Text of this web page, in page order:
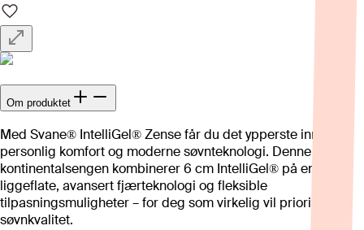
Om produktet
Med Svane® IntelliGel® Zense får du det ypperste innen
personlig komfort og moderne søvnteknologi. Denne
kontinentalsengen kombinerer 6 cm IntelliGel® på en hel
liggeflate, avansert fjærteknologi og fleksible
tilpasningsmuligheter – for deg som virkelig vil prioritere
søvnkvalitet.